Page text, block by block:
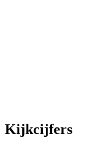
Kijkcijfers